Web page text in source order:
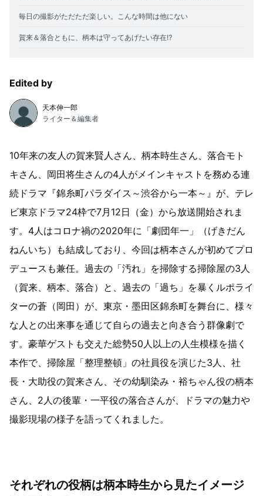
毎日の撮影がただただ楽しい。こんな時間は他にない
賀来＆落合ともに、柄本は守ってあげたい存在⁉
Edited by
天本伸一郎
ライター＆編集者
10年来の友人の賀来賢人さん、柄本時生さん、落合モト
キさん、岡田将生さんの4人がメインキャストを務める連
続ドラマ『錦糸町パラダイス～渋谷から一本～』が、テレ
ビ東京ドラマ24枠で7月12日（金）から放送開始されま
す。4人はコロナ禍の2020年に「劇団年一」（げきだん
ねんいち）も結成しており、今回は柄本さんが初めてプロ
デュースも兼任。過去の「汚れ」を掃除する掃除屋の3人
（賀来、柄本、落合）と、過去の「過ち」を暴くルポライ
ターの蒼（岡田）が、東京・墨田区錦糸町を舞台に、様々
な人との出来事を通じて自らの過去と向き合う群像劇で
す。豪華ゲストも交えた総勢50人以上の人生模様を描く
本作で、掃除屋「整理整頓」の社員役を演じた3人、社
長・大助役の賀来さん、その幼馴染み・裕ちゃん役の柄本
さん、2人の後輩・一平役の落合さんが、ドラマの魅力や
撮影現場の様子を語ってくれました。
それぞれの役柄は柄本時生から見たイメージ